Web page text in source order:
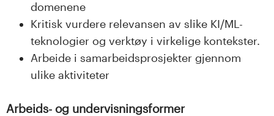
domenene
Kritisk vurdere relevansen av slike KI/ML-
teknologier og verktøy i virkelige kontekster.
Arbeide i samarbeidsprosjekter gjennom
ulike aktiviteter
Arbeids- og undervisningsformer